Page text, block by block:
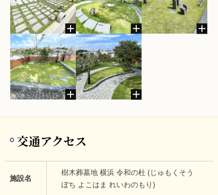
交通アクセス
施設名
樹木葬墓地 横浜 令和の杜 (じゅもくそう
ぼち よこはま れいわのもり)